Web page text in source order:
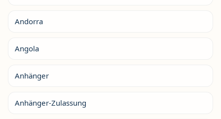
Andorra
Angola
Anhänger
Anhänger-Zulassung